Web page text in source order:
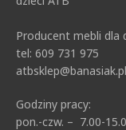
Producent mebli dla
tel: 609 731 975
atbsklep@banasiak.pl
Godziny pracy:
pon.-czw. – 7.00-